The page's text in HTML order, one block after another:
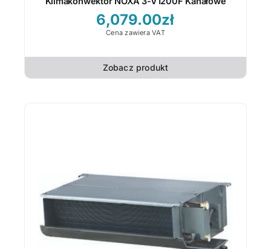
6,079.00zł
Cena zawiera VAT
Zobacz produkt